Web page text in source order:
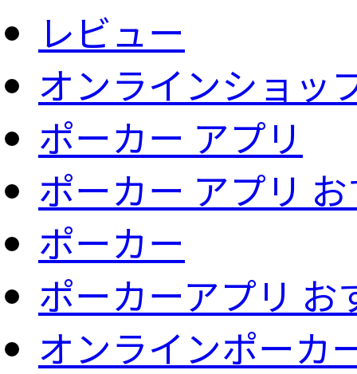
レビュー
オンラインショッ
ポーカー アプリ
ポーカー アプリ
ポーカー
ポーカーアプリ お
オンラインポーカ